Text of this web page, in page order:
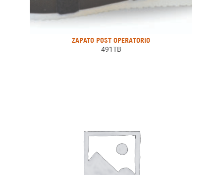
ZAPATO POST OPERATORIO
491TB